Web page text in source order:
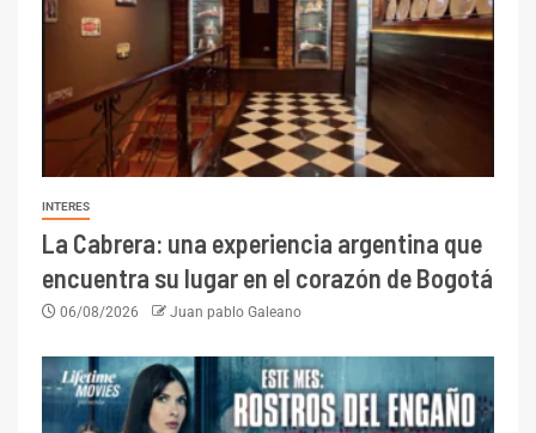
INTERES
La Cabrera: una experiencia argentina que
encuentra su lugar en el corazón de Bogotá
06/08/2026 Juan pablo Galeano